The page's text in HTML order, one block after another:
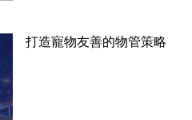
打造寵物友善的物管策略